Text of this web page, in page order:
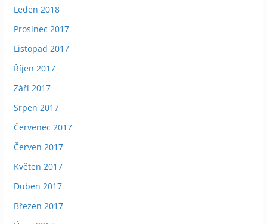
Leden 2018
Prosinec 2017
Listopad 2017
Říjen 2017
Září 2017
Srpen 2017
Červenec 2017
Červen 2017
Květen 2017
Duben 2017
Březen 2017